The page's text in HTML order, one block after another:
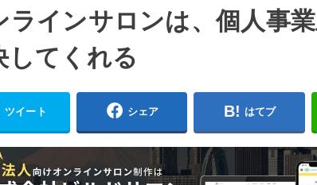
ラインサロンは、個人事
してくれる
ツイート シェア はてブ